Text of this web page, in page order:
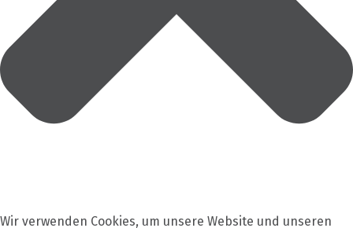
Wir verwenden Cookies, um unsere Website und unseren